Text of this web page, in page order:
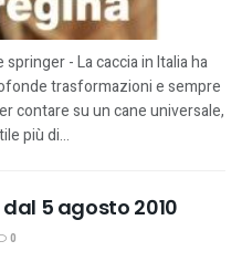
- La caccia in Italia ha
trasformazioni e sempre
contare su un cane universale,
più di...
5 agosto 2010
0